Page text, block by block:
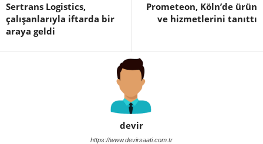
Sertrans Logistics,
çalışanlarıyla iftarda bir
araya geldi
Prometeon, Köln’de ürün
ve hizmetlerini tanıttı
devir
https://www.devirsaati.com.tr